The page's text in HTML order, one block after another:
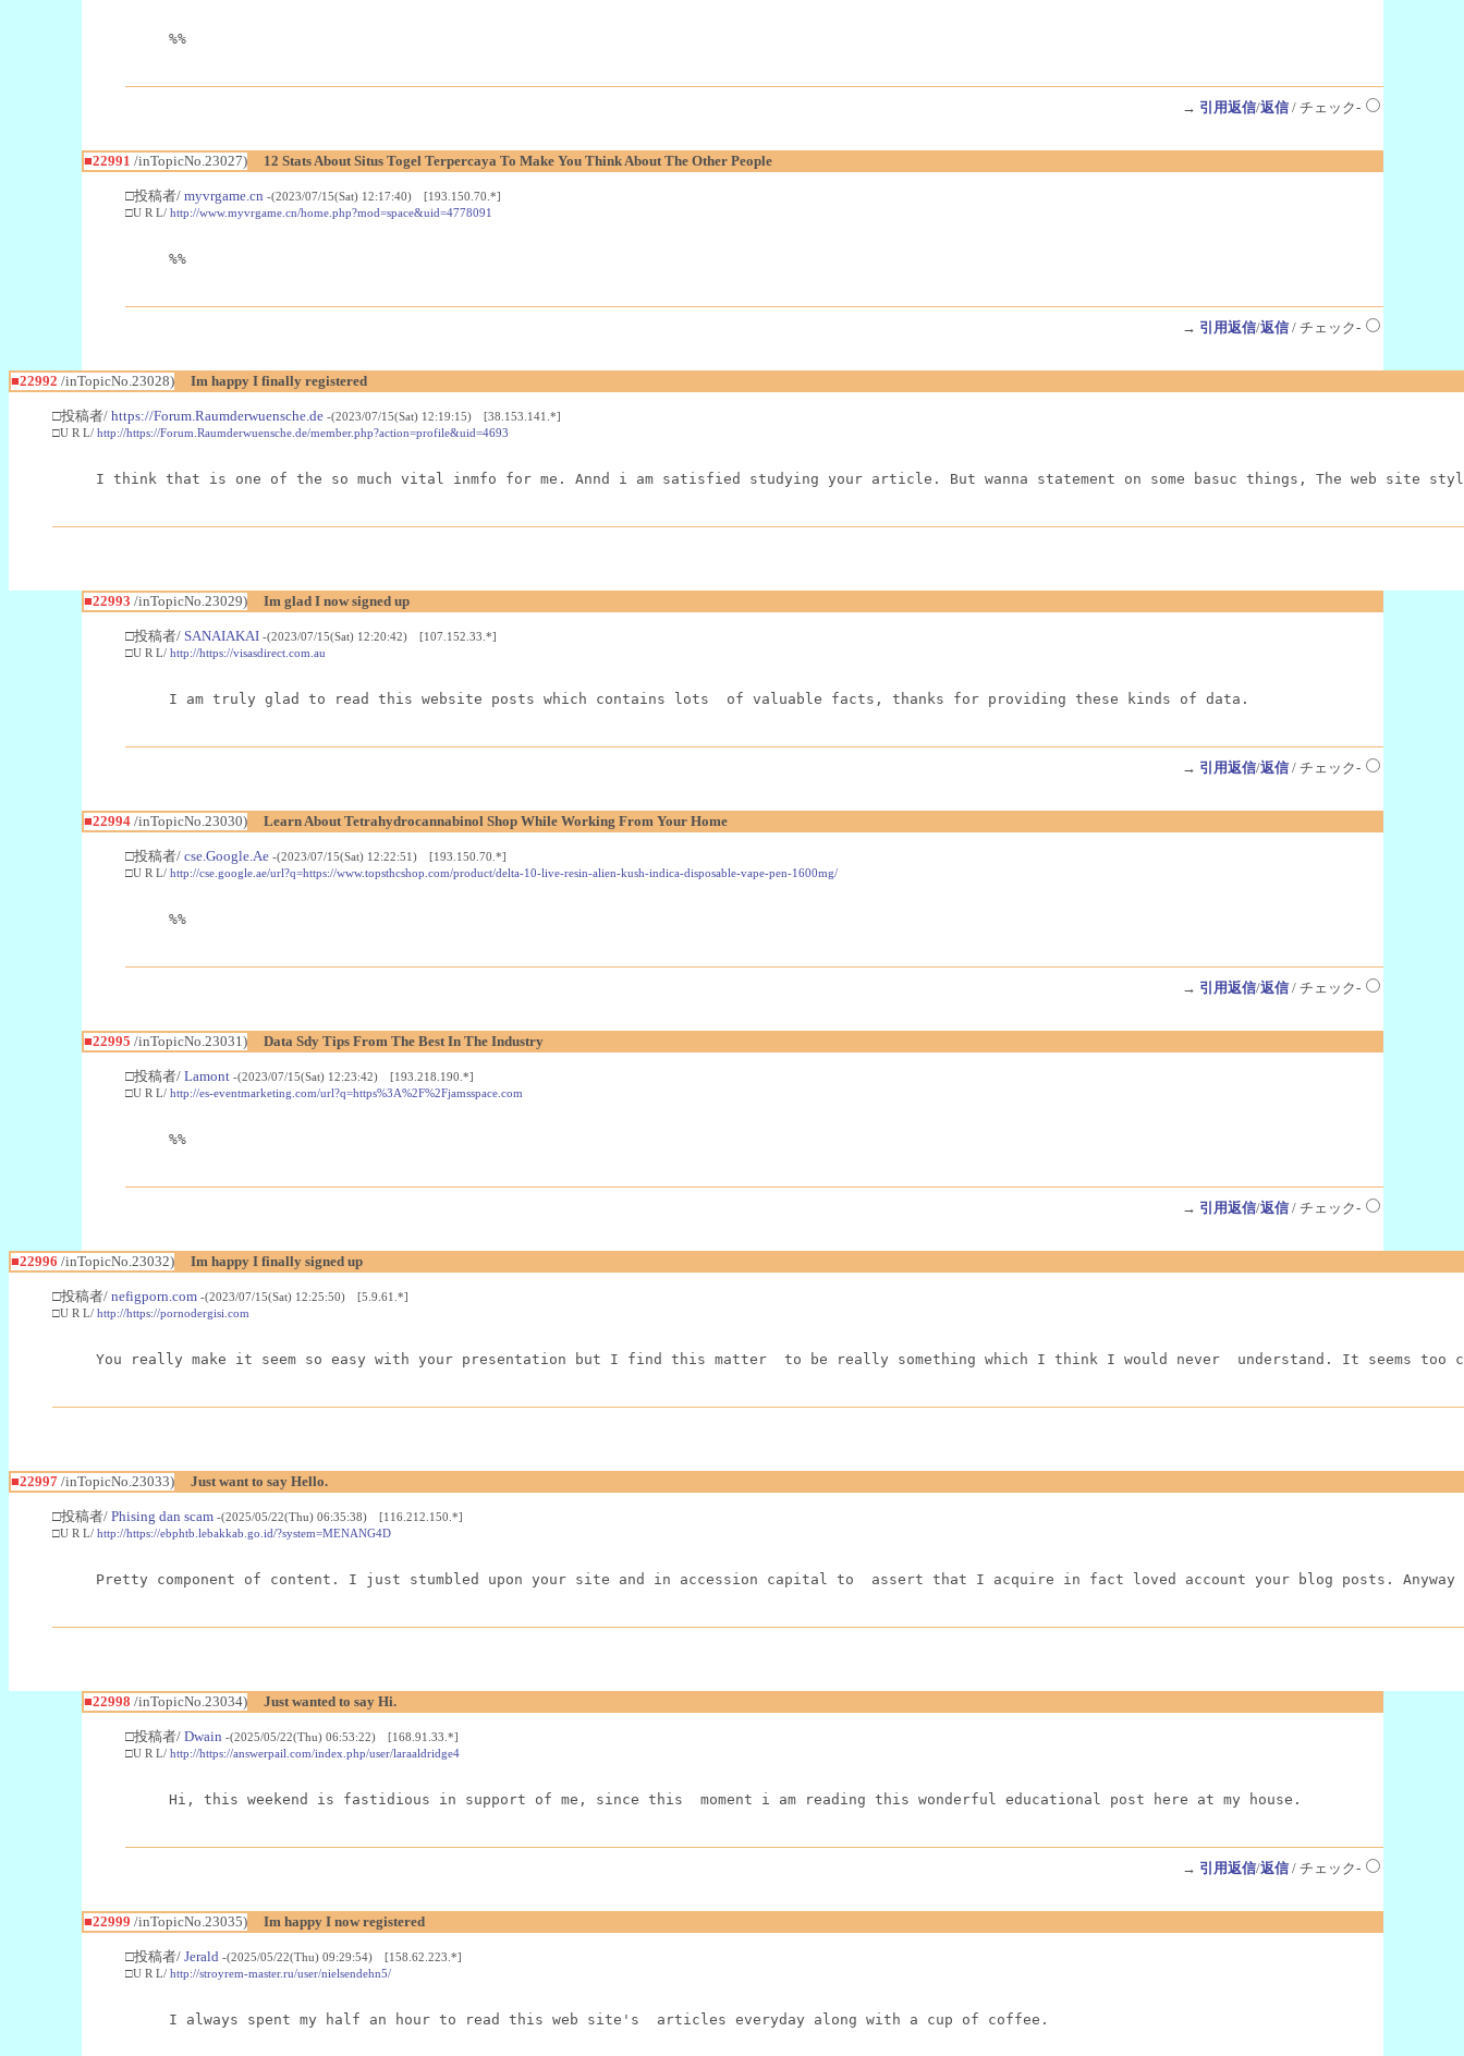
%%
→ 引用返信/返信/ チェック-
■22991 /inTopicNo.23027) 12 Stats About Situs Togel Terpercaya To Make You Think About The Other People
□投稿者/ myvrgame.cn -(2023/07/15(Sat) 12:17:40) [193.150.70.*]
□U R L/ http://www.myvrgame.cn/home.php?mod=space&uid=4778091
%%
→ 引用返信/返信/ チェック-
■22992 /inTopicNo.23028) Im happy I finally registered
□投稿者/ https://Forum.Raumderwuensche.de -(2023/07/15(Sat) 12:19:15) [38.153.141.*]
□U R L/ http://https://Forum.Raumderwuensche.de/member.php?action=profile&uid=4693
I think that is one of the so much vital inmfo for me. Annd i am satisfied studying your article. But wanna statement on some basuc things, The web
■22993 /inTopicNo.23029) Im glad I now signed up
□投稿者/ SANAIAKAI -(2023/07/15(Sat) 12:20:42) [107.152.33.*]
□U R L/ http://https://visasdirect.com.au
I am truly glad to read this website posts which contains lots  of valuable facts, thanks for providing these kinds of data.
→ 引用返信/返信/ チェック-
■22994/inTopicNo.23030) Learn About Tetrahydrocannabinol Shop While Working From Your Home
□投稿者/ cse.Google.Ae -(2023/07/15(Sat) 12:22:51) [193.150.70.*]
□U R L/ http://cse.google.ae/url?q=https://www.topsthcshop.com/product/delta-10-live-resin-alien-kush-indica-disposable-vape-pen-1600mg/
%%
→ 引用返信/返信/ チェック-
■22995 /inTopicNo.23031) Data Sdy Tips From The Best In The Industry
□投稿者/ Lamont -(2023/07/15(Sat) 12:23:42) [193.218.190.*]
□U R L/ http://es-eventmarketing.com/url?q=https%3A%2F%2Fjamsspace.com
%%
→ 引用返信/返信/ チェック-
■22996 /inTopicNo.23032) Im happy I finally signed up
□投稿者/ nefigporn.com -(2023/07/15(Sat) 12:25:50) [5.9.61.*]
□U R L/ http://https://pornodergisi.com
You really make it seem so easy with your presentation but I find this matter  to be really something which I think I would never  understand. It seems
■22997 /inTopicNo.23033) Just want to say Hello.
□投稿者/ Phising dan scam -(2025/05/22(Thu) 06:35:38) [116.212.150.*]
□U R L/ http://https://ebphtb.lebakkab.go.id/?system=MENANG4D
Pretty component of content. I just stumbled upon your site and in accession capital to  assert that I acquire in fact loved account your blog posts.
■22998 /inTopicNo.23034) Just wanted to say Hi.
□投稿者/ Dwain -(2025/05/22(Thu) 06:53:22) [168.91.33.*]
□U R L/ http://https://answerpail.com/index.php/user/laraaldridge4
Hi, this weekend is fastidious in support of me, since this  moment i am reading this wonderful educational post here at my house.
→ 引用返信/返信/ チェック-
■22999 /inTopicNo.23035) Im happy I now registered
□投稿者/ Jerald -(2025/05/22(Thu) 09:29:54) [158.62.223.*]
□U R L/ http://stroyrem-master.ru/user/nielsendehn5/
I always spent my half an hour to read this web site's  articles everyday along with a cup of coffee.